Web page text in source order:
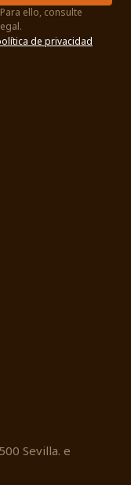
ello, consulte
de privacidad
Sevilla. e